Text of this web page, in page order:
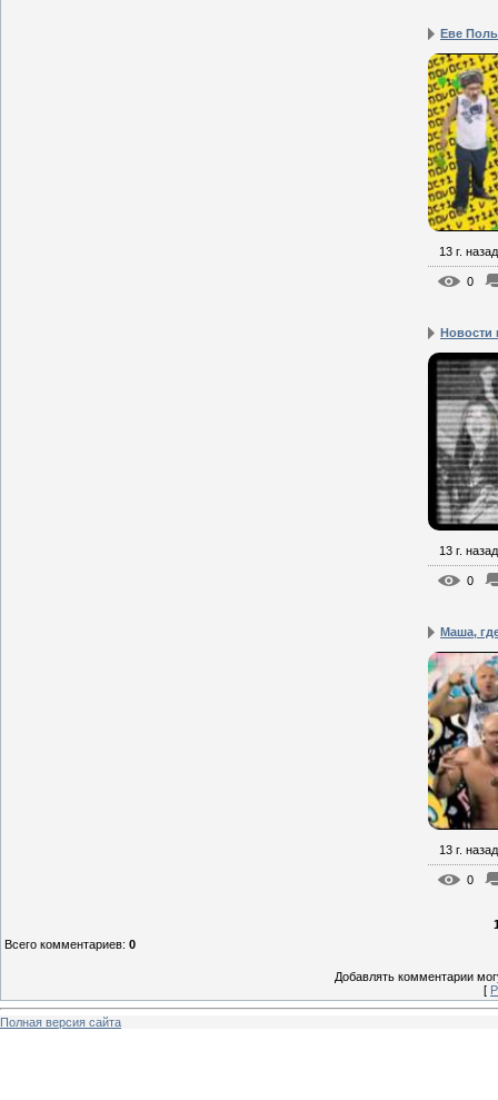
Еве
13 г. назад
0
Новости
13 г. назад
0
Маша,
13 г. назад
0
Всего комментариев: 0
Добавлять комментарии
[
Полная версия сайта